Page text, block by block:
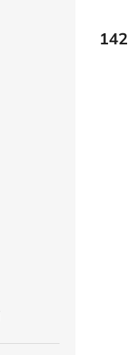
142